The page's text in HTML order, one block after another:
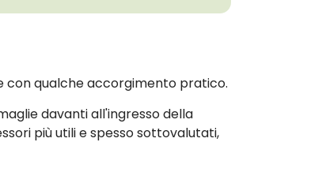
con qualche accorgimento pratico.
davanti all'ingresso della
più utili e spesso sottovalutati,